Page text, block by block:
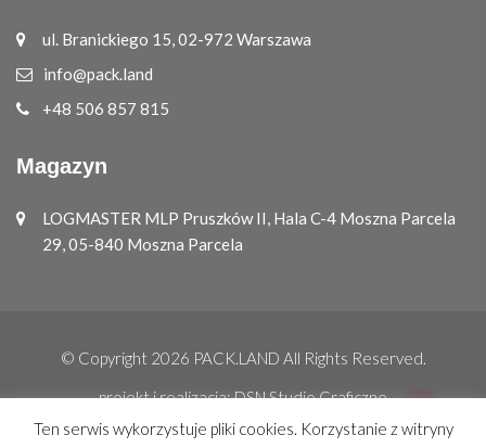
ul. Branickiego 15, 02-972 Warszawa
info@pack.land
+48 506 857 815
Magazyn
LOGMASTER MLP Pruszków II, Hala C-4 Moszna Parcela
29, 05-840 Moszna Parcela
© Copyright 2026 PACK.LAND All Rights Reserved.
projekt i realizacja:DSN Studio Graficzne
Ten serwis wykorzystuje pliki cookies. Korzystanie z witryny